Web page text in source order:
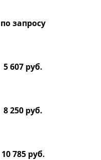
по запросу
5 607 руб.
8 250 руб.
10 785 руб.